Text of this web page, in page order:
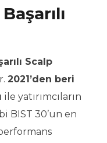
Scalp
2021’den beri
ile yatırımcıların
BIST 30’un en